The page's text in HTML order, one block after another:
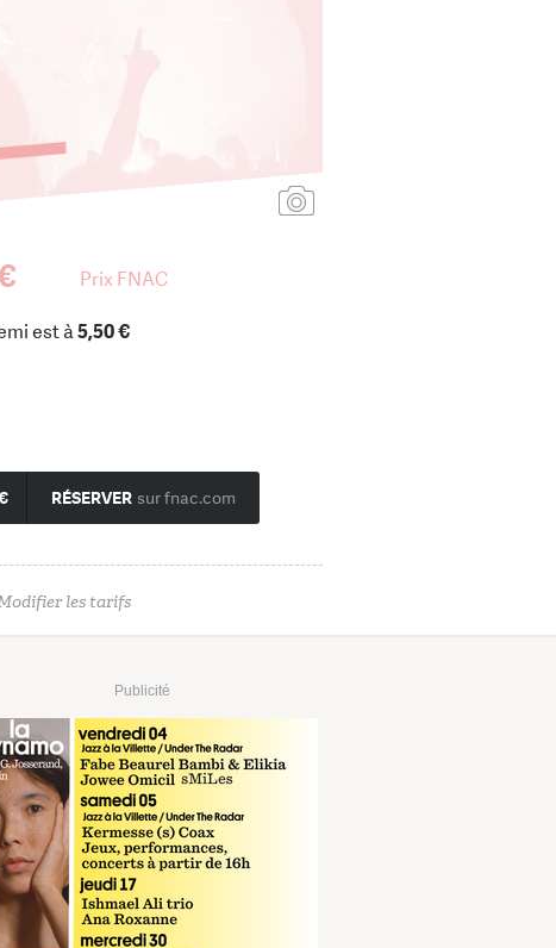
Prix FNAC
RÉSERVER sur fnac.com
est à5,50 €
les tarifs
Publicité